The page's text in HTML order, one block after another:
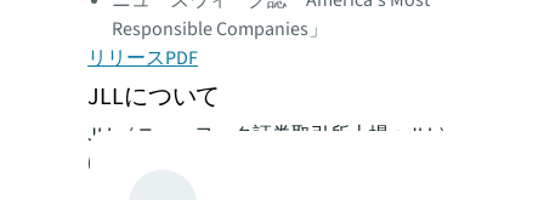
Responsible Companies」
リリースPDF
JLLについて
JLL（ニューヨーク証券取引所上場：JLL）
は、不動産に関わるすべてのサービスをグ